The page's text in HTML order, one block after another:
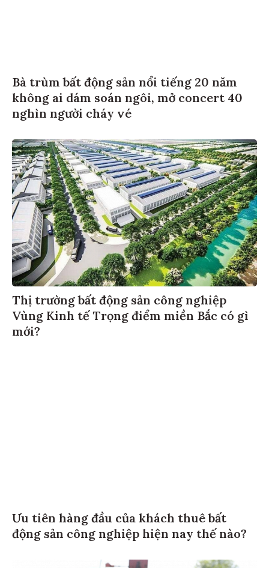
Bà trùm bất động sản nổi tiếng 20 năm
không ai dám soán ngôi, mở concert 40
nghìn người cháy vé
Thị trường bất động sản công nghiệp
Vùng Kinh tế Trọng điểm miền Bắc có gì
mới?
Ưu tiên hàng đầu của khách thuê bất
động sản công nghiệp hiện nay thế nào?